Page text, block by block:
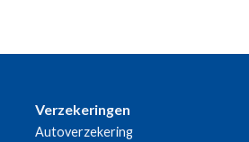
Verzekeringen
Autoverzekering